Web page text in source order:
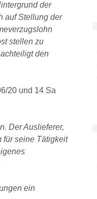
der
auf Stellung der
stellen zu
den
20 und 14 Sa
Der Auslieferer,
für seine Tätigkeit
ein